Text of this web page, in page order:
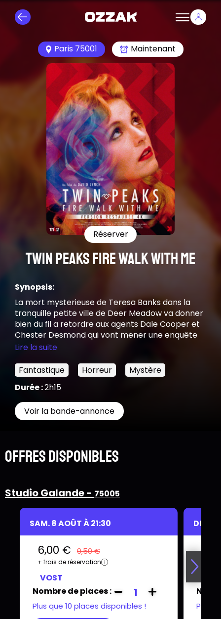
Paris 75001 Maintenant
Réserver
Twin Peaks Fire Walk With Me
Synopsis:
La mort mysterieuse de Teresa Banks dans la
tranquille petite ville de Deer Meadow va donner
bien du fil a retordre aux agents Dale Cooper et
Chester Desmond qui vont mener une enquête
en forme de charade et découvrir que bien des
affaire. Un an plus tard, ce sont les sept derniers
jours de Laura Palmer, qui se termineront par la
mort brutale de cette dernière, annonçant ainsi
le début de Twin Peaks, le soap opera.
Lire la suite
Fantastique
Horreur
Mystère
Durée :2h15
Voir la bande-annonce
Offres disponibles
Studio Galande - 75005
SAM. 8 AOÛT À 21:30
6,00 € 9,50 €
+ frais de réservation
VOST
Nombre de places :
1
Plus que 10 places disponibles !
DIM. 9
Plus